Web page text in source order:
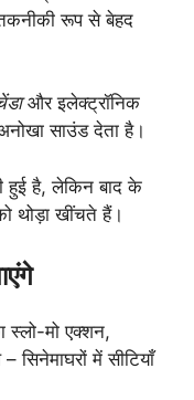
रूप से बेहद
और इलेक्ट्रॉनिक
साउंड देता है।
है, लेकिन बाद के
थोड़ा खींचते हैं।
स्लो-मो एक्शन,
सिनेमाघरों में सीटियाँ